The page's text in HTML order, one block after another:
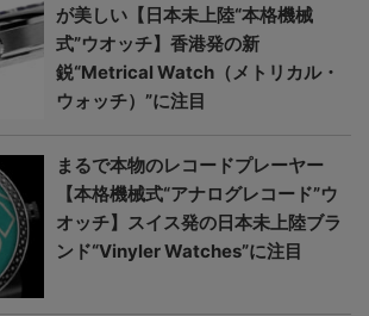
が美しい【日本未上陸“本格機械
式”ウオッチ】香港発の新
鋭“Metrical Watch（メトリカル・
ウォッチ）”に注目
まるで本物のレコードプレーヤー
【本格機械式“アナログレコード”ウ
オッチ】スイス発の日本未上陸ブラ
ンド“Vinyler Watches”に注目